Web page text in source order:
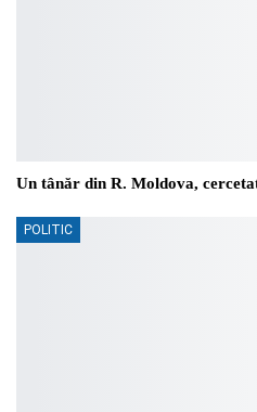
Un tânăr din R. Moldova,
POLITIC